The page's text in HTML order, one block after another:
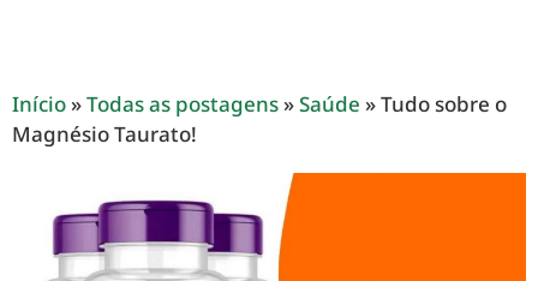
Início »Todas as postagens »Saúde »Tudo sobre o
Magnésio Taurato!